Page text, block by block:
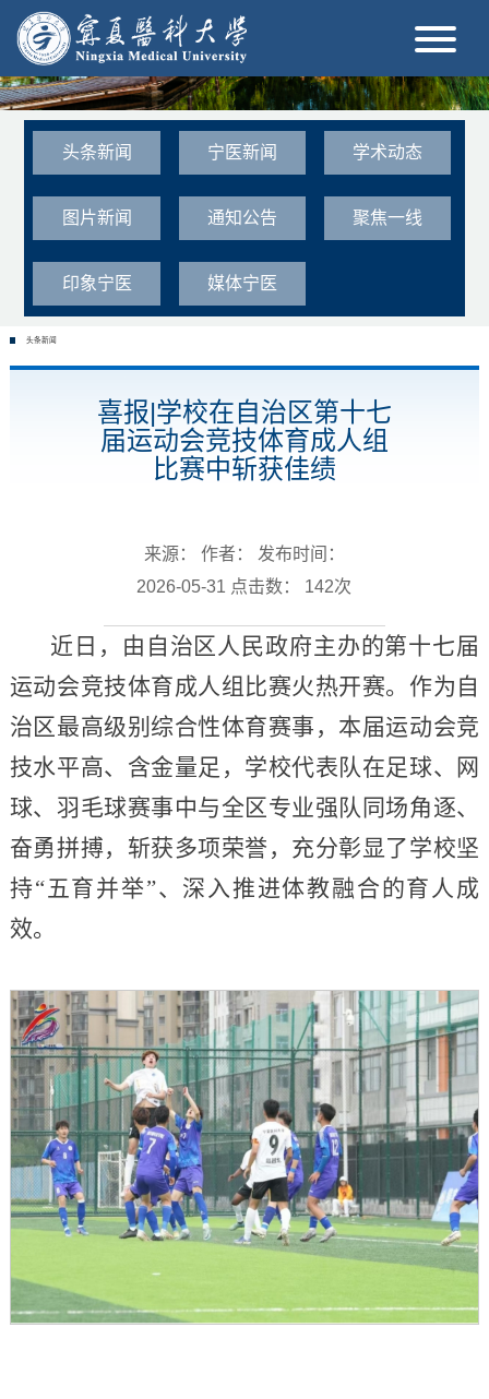
头条新闻 宁医新闻 学术动态
图片新闻 通知公告 聚焦一线
印象宁医 媒体宁医
头条新闻
喜报|学校在自治区第十七
届运动会竞技体育成人组
比赛中斩获佳绩
来源： 作者： 发布时间：
2026-05-31 点击数： 142次
近日，由自治区人民政府主办的第十七届
运动会竞技体育成人组比赛火热开赛。作为自
治区最高级别综合性体育赛事，本届运动会竞
技水平高、含金量足，学校代表队在足球、网
球、羽毛球赛事中与全区专业强队同场角逐、
奋勇拼搏，斩获多项荣誉，充分彰显了学校坚
持“五育并举”、深入推进体教融合的育人成
效。